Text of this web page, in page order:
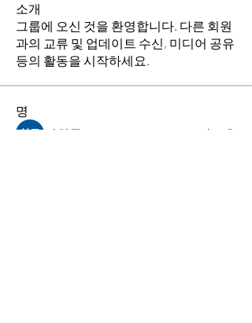
소개
그룹에 오신 것을 환영합니다. 다른 회원
과의 교류 및 업데이트 수신, 미디어 공유
등의 활동을 시작하세요.
명
김희두
팔로우